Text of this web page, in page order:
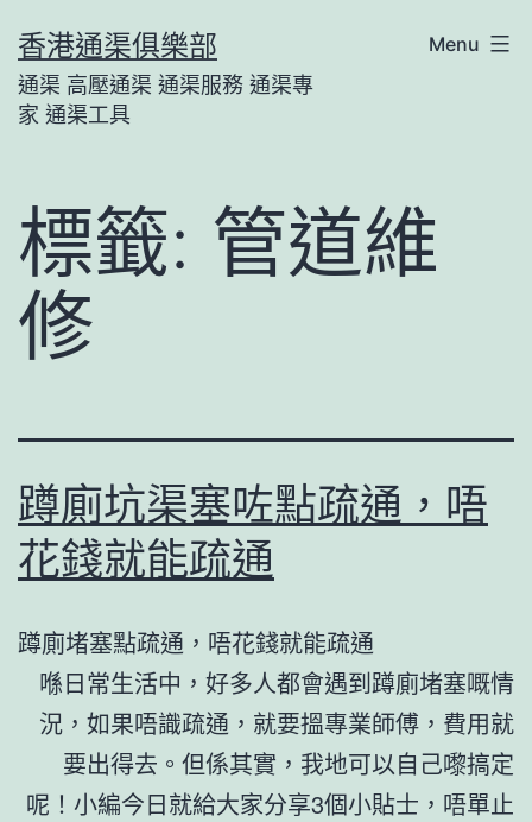
to
content
香港通渠俱樂部
通渠 高壓通渠 通渠服務 通渠專
家 通渠工具
Menu
標籤: 管道維
修
蹲廁坑渠塞咗點疏通，唔
花錢就能疏通
蹲廁堵塞點疏通，唔花錢就能疏通
喺日常生活中，好多人都會遇到蹲廁堵塞嘅情
況，如果唔識疏通，就要搵專業師傅，費用就
要出得去。但係其實，我地可以自己嚟搞定
呢！小編今日就給大家分享3個小貼士，唔單止